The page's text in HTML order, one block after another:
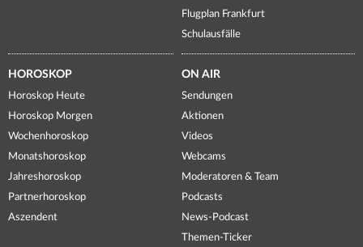
Flugplan Frankfurt
Schulausfälle
HOROSKOP
Horoskop Heute
Horoskop Morgen
Wochenhoroskop
Monatshoroskop
Jahreshoroskop
Partnerhoroskop
Aszendent
ON AIR
Sendungen
Aktionen
Videos
Webcams
Moderatoren & Team
Podcasts
News-Podcast
Themen-Ticker